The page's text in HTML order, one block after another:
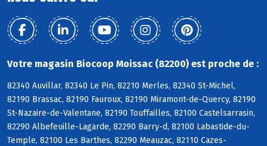
Votre magasin Biocoop Moissac (82200) est proche de :
82340 Auvillar, 82340 Le Pin, 82210 Merles, 82340 St-Michel,
82190 Brassac, 82190 Fauroux, 82190 Miramont-de-Quercy, 82190
St-Nazaire-de-Valentane, 82190 Touffailles, 82100 Castelsarrasin,
82290 Albefeuille-Lagarde, 82290 Barry-d, 82100 Labastide-du-
Temple, 82100 Les Barthes, 82290 Meauzac, 82110 Cazes-